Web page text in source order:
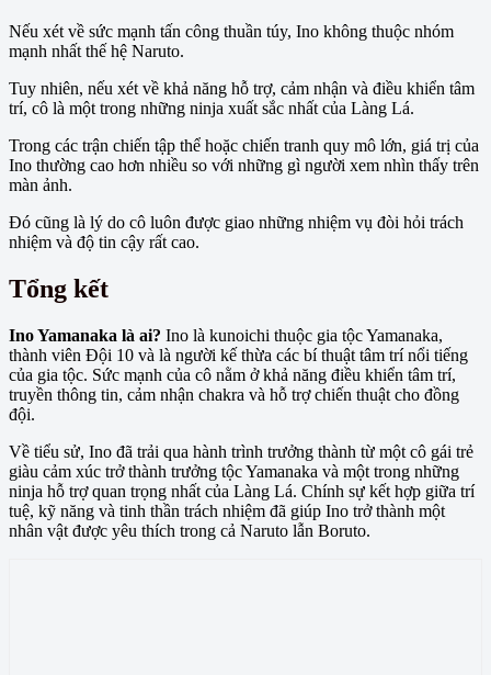
Nếu xét về sức mạnh tấn công thuần túy, Ino không thuộc nhóm
mạnh nhất thế hệ Naruto.
Tuy nhiên, nếu xét về khả năng hỗ trợ, cảm nhận và điều khiển tâm
trí, cô là một trong những ninja xuất sắc nhất của Làng Lá.
Trong các trận chiến tập thể hoặc chiến tranh quy mô lớn, giá trị của
Ino thường cao hơn nhiều so với những gì người xem nhìn thấy trên
màn ảnh.
Đó cũng là lý do cô luôn được giao những nhiệm vụ đòi hỏi trách
nhiệm và độ tin cậy rất cao.
Tổng kết
Ino Yamanaka là ai? Ino là kunoichi thuộc gia tộc Yamanaka,
thành viên Đội 10 và là người kế thừa các bí thuật tâm trí nổi tiếng
của gia tộc. Sức mạnh của cô nằm ở khả năng điều khiển tâm trí,
truyền thông tin, cảm nhận chakra và hỗ trợ chiến thuật cho đồng
đội.
Về tiểu sử, Ino đã trải qua hành trình trưởng thành từ một cô gái trẻ
giàu cảm xúc trở thành trưởng tộc Yamanaka và một trong những
ninja hỗ trợ quan trọng nhất của Làng Lá. Chính sự kết hợp giữa trí
tuệ, kỹ năng và tinh thần trách nhiệm đã giúp Ino trở thành một
nhân vật được yêu thích trong cả Naruto lẫn Boruto.